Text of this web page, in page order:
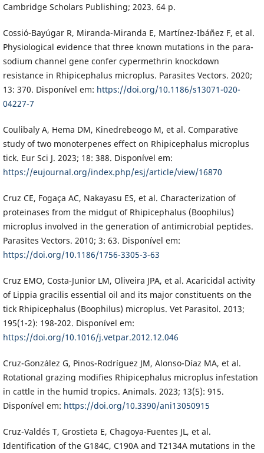
Cambridge Scholars Publishing; 2023. 64 p.
Cossió-Bayúgar R, Miranda-Miranda E, Martínez-Ibáñez F, et al.
Physiological evidence that three known mutations in the para-
sodium channel gene confer cypermethrin knockdown
resistance in Rhipicephalus microplus. Parasites Vectors. 2020;
13: 370. Disponível em: https://doi.org/10.1186/s13071-020-
04227-7
Coulibaly A, Hema DM, Kinedrebeogo M, et al. Comparative
study of two monoterpenes effect on Rhipicephalus microplus
tick. Eur Sci J. 2023; 18: 388. Disponível em:
https://eujournal.org/index.php/esj/article/view/16870
Cruz CE, Fogaça AC, Nakayasu ES, et al. Characterization of
proteinases from the midgut of Rhipicephalus (Boophilus)
microplus involved in the generation of antimicrobial peptides.
Parasites Vectors. 2010; 3: 63. Disponível em:
https://doi.org/10.1186/1756-3305-3-63
Cruz EMO, Costa-Junior LM, Oliveira JPA, et al. Acaricidal activity
of Lippia gracilis essential oil and its major constituents on the
tick Rhipicephalus (Boophilus) microplus. Vet Parasitol. 2013;
195(1-2): 198-202. Disponível em:
https://doi.org/10.1016/j.vetpar.2012.12.046
Cruz-González G, Pinos-Rodríguez JM, Alonso-Díaz MA, et al.
Rotational grazing modifies Rhipicephalus microplus infestation
in cattle in the humid tropics. Animals. 2023; 13(5): 915.
Disponível em: https://doi.org/10.3390/ani13050915
Cruz-Valdés T, Grostieta E, Chagoya-Fuentes JL, et al.
Identification of the G184C, C190A and T2134A mutations in the